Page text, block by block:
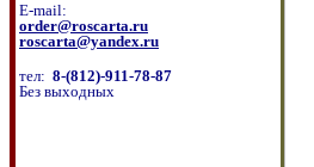
E-mail:
order@roscarta.ru
roscarta@yandex.ru
тел: 8-(812)-911-78-87
Без выходных